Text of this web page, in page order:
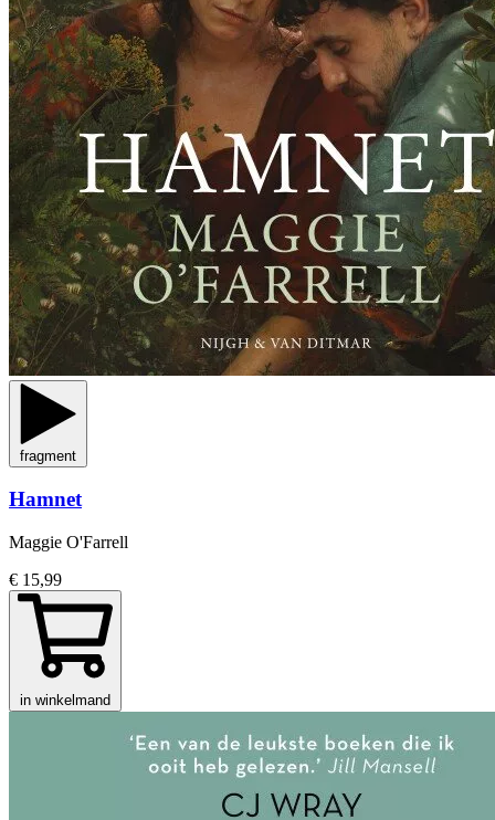
fragment
Hamnet
Maggie O'Farrell
€ 15,99
in winkelmand